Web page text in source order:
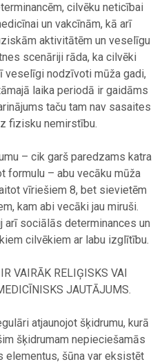
cilvēku neticībai
un vakcīnām, kā arī
aktivitātēm un veselīgu
scenāriji rāda, ka cilvēki
veselīgi nodzīvoti mūža gadi,
laika periodā ir gaidāms
taču tam nav sasaites
fizisku nemirstību.
– cik garš paredzams katra
formulu – abu vecāku mūža
vīriešiem 8, bet sievietēm
kam abi vecāki jau miruši.
arī sociālās determinances un
cilvēkiem ar labu izglītību.
VAIRĀK RELIĢISKS VAI
JAUTĀJUMS.
atjaunojot šķidrumu, kurā
šķidrumam nepieciešamās
elementus, šūna var eksistēt